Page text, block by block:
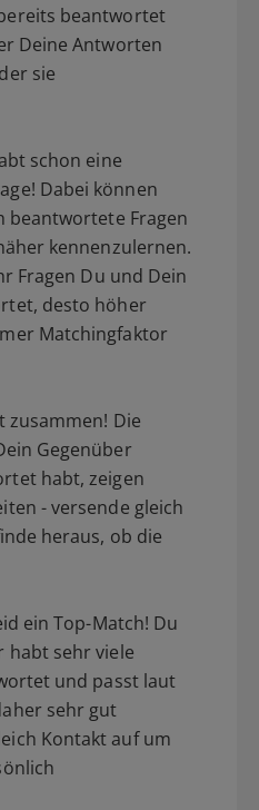
beantwortet
Deine Antworten
sie
schon eine
Dabei können
beantwortete Fragen
kennenzulernen.
Fragen Du und Dein
desto höher
Matchingfaktor
zusammen! Die
Gegenüber
habt, zeigen
- versende gleich
heraus, ob die
ein Top-Match! Du
habt sehr viele
und passt laut
sehr gut
Kontakt auf um